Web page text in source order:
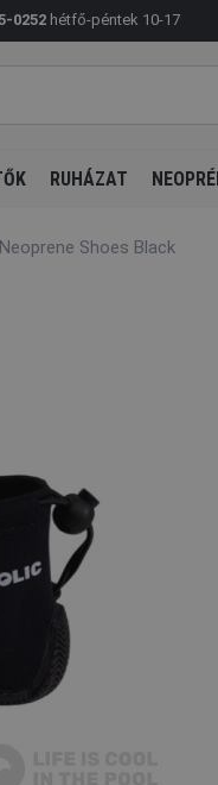
0252 hétfő-péntek 10-17
RUHÁZAT
Shoes Black